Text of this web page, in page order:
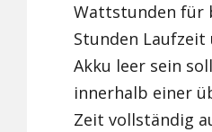
Wattstunden für
Stunden
Akku leer sein
innerhalb einer
Zeit vollständig